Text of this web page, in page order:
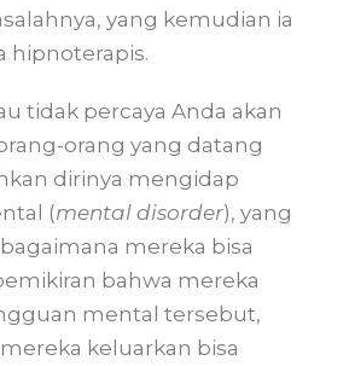
yang kemudian ia
hipnoterapis.
tidak percaya Anda akan
orang yang datang
dirinya mengidap
(mental disorder), yang
mereka bisa
bahwa mereka
mental tersebut,
keluarkan bisa